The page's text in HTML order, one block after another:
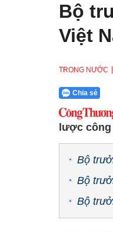
Bộ
Việt
TRONG NƯỚC
Chia sẻ
lược
Bộ
Bộ
Bộ